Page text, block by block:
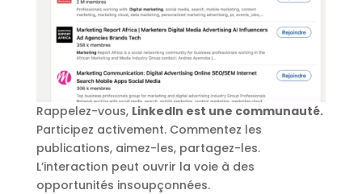
Rappelez-vous, LinkedIn est une communauté.
Participez activement. Commentez les
publications, aimez-les, partagez-les.
L’interaction peut ouvrir la voie à des
opportunités insoupçonnées.